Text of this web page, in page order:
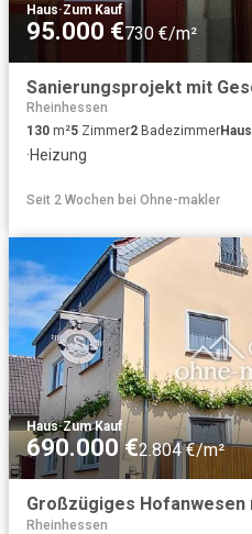
Haus·Zum Kauf
95.000 €730 €/m²
Rheinhessen
130 m²5 Zimmer2 BadezimmerHaus
·Heizung
Seit 2 Wochen bei Ohne-makler
Haus·Zum Kauf
690.000 €2.804 €/m²
Rheinhessen